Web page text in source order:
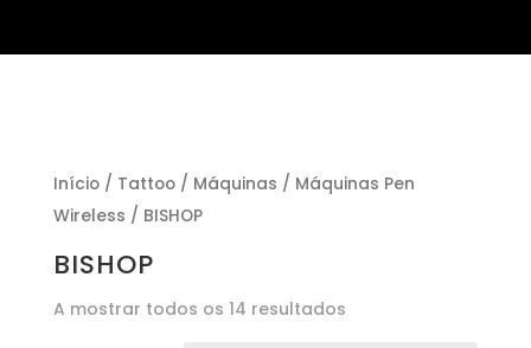
Início/ Tattoo/ Máquinas / Máquinas Pen
Wireless / BISHOP
BISHOP
A mostrar todos os 14 resultados